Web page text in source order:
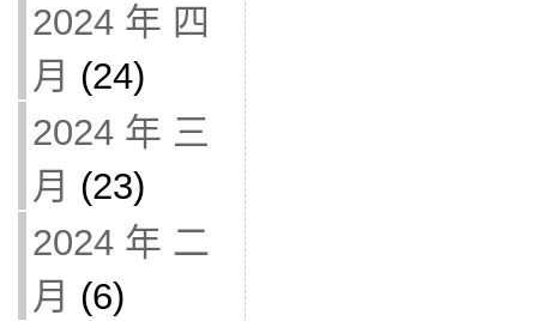
2024 年 四
月 (24)
2024 年 三
月 (23)
2024 年 二
月 (6)